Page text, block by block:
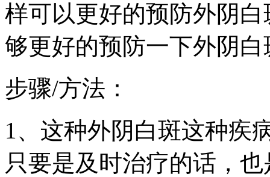
样可以更好的预防外阴
够更好的预防一下外阴
步骤/方法：
1、这种外阴白斑这种疾
只要是及时治疗的话，